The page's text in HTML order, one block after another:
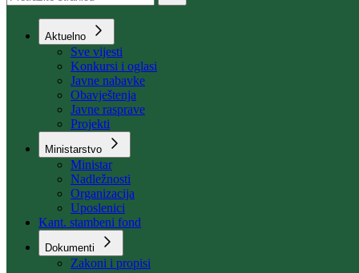
Aktuelno
Sve vijesti
Konkursi i oglasi
Javne nabavke
Obavještenja
Javne rasprave
Projekti
Ministarstvo
Ministar
Nadležnosti
Organizacija
Uposlenici
Kant. stambeni fond